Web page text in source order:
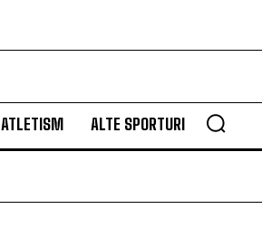
ATLETISM ALTE SPORTURI